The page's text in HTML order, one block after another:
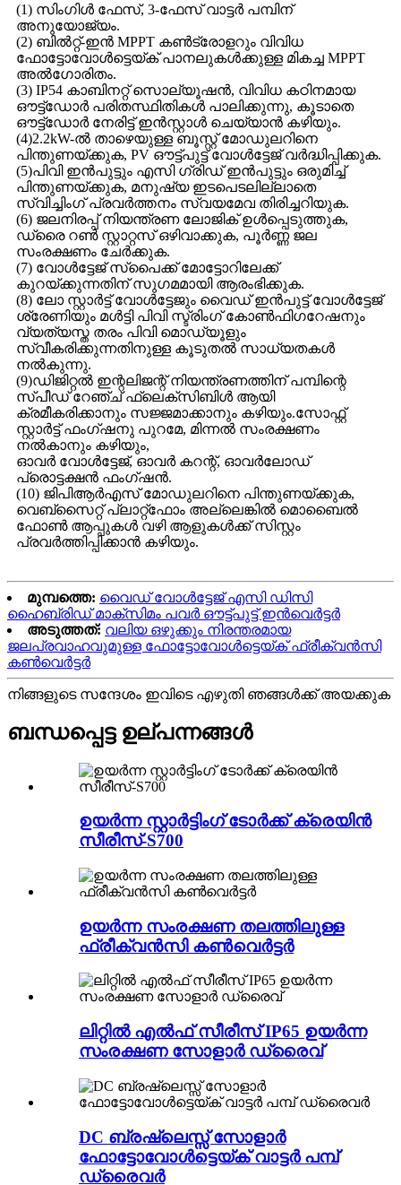
(1) സിംഗിൾ ഫേസ്, 3-ഫേസ് വാട്ടർ പമ്പിന്
അനുയോജ്യം.
(2) ബിൽറ്റ്-ഇൻ MPPT കൺട്രോളറും വിവിധ
ഫോട്ടോവോൾട്ടെയ്ക് പാനലുകൾക്കുള്ള മികച്ച MPPT
അൽഗോരിതം.
(3) IP54 കാബിനറ്റ് സൊല്യൂഷൻ, വിവിധ കഠിനമായ
ഔട്ട്ഡോർ പരിതസ്ഥിതികൾ പാലിക്കുന്നു, കൂടാതെ
ഔട്ട്ഡോർ നേരിട്ട് ഇൻസ്റ്റാൾ ചെയ്യാൻ കഴിയും.
(4)2.2kW-ൽ താഴെയുള്ള ബൂസ്റ്റ് മോഡുലറിനെ
പിന്തുണയ്ക്കുക, PV ഔട്ട്പുട്ട് വോൾട്ടേജ് വർദ്ധിപ്പിക്കുക.
(5)പിവി ഇൻപുട്ടും എസി ഗ്രിഡ് ഇൻപുട്ടും ഒരുമിച്ച്
പിന്തുണയ്ക്കുക, മനുഷ്യ ഇടപെടലില്ലാതെ
സ്വിച്ചിംഗ് പ്രവർത്തനം സ്വയമേവ തിരിച്ചറിയുക.
(6) ജലനിരപ്പ് നിയന്ത്രണ ലോജിക് ഉൾപ്പെടുത്തുക,
ഡ്രൈ റൺ സ്റ്റാറ്റസ് ഒഴിവാക്കുക, പൂർണ്ണ ജല
സംരക്ഷണം ചേർക്കുക.
(7) വോൾട്ടേജ് സ്പൈക്ക് മോട്ടോറിലേക്ക്
കുറയ്ക്കുന്നതിന് സുഗമമായി ആരംഭിക്കുക.
(8) ലോ സ്റ്റാർട്ട് വോൾട്ടേജും വൈഡ് ഇൻപുട്ട് വോൾട്ടേജ്
ശ്രേണിയും മൾട്ടി പിവി സ്ട്രിംഗ് കോൺഫിഗറേഷനും
വ്യത്യസ്ത തരം പിവി മൊഡ്യൂളും
സ്വീകരിക്കുന്നതിനുള്ള കൂടുതൽ സാധ്യതകൾ
നൽകുന്നു.
(9)ഡിജിറ്റൽ ഇന്റലിജന്റ് നിയന്ത്രണത്തിന് പമ്പിന്റെ
സ്പീഡ് റേഞ്ച് ഫ്ലെക്സിബിൾ ആയി
ക്രമീകരിക്കാനും സജ്ജമാക്കാനും കഴിയും.സോഫ്റ്റ്
സ്റ്റാർട്ട് ഫംഗ്ഷനു പുറമേ, മിന്നൽ സംരക്ഷണം
നൽകാനും കഴിയും,
ഓവർ വോൾട്ടേജ്, ഓവർ കറന്റ്, ഓവർലോഡ്
പ്രൊട്ടക്ഷൻ ഫംഗ്ഷൻ.
(10) ജിപിആർഎസ് മോഡുലറിനെ പിന്തുണയ്ക്കുക,
വെബ്‌സൈറ്റ് പ്ലാറ്റ്‌ഫോം അല്ലെങ്കിൽ മൊബൈൽ
ഫോൺ ആപ്പുകൾ വഴി ആളുകൾക്ക് സിസ്റ്റം
പ്രവർത്തിപ്പിക്കാൻ കഴിയും.
മുമ്പത്തെ: വൈഡ് വോൾട്ടേജ് എസി ഡിസി
ഹൈബ്രിഡ് മാക്സിമം പവർ ഔട്ട്പുട്ട് ഇൻവെർട്ടർ
അടുത്തത്: വലിയ ഒഴുക്കും നിരന്തരമായ
ജലപ്രവാഹവുമുള്ള ഫോട്ടോവോൾട്ടെയ്ക് ഫ്രീക്വൻസി
കൺവെർട്ടർ
നിങ്ങളുടെ സന്ദേശം ഇവിടെ എഴുതി ഞങ്ങൾക്ക് അയക്കുക
ബന്ധപ്പെട്ട ഉല്പന്നങ്ങൾ
ഉയർന്ന സ്റ്റാർട്ടിംഗ് ടോർക്ക് ക്രെയിൻ
സീരീസ്-S700
ഉയർന്ന സംരക്ഷണ തലത്തിലുള്ള
ഫ്രീക്വൻസി കൺവെർട്ടർ
ലിറ്റിൽ എൽഫ് സീരീസ് IP65 ഉയർന്ന
സംരക്ഷണ സോളാർ ഡ്രൈവ്
DC ബ്രഷ്ലെസ്സ് സോളാർ
ഫോട്ടോവോൾട്ടെയ്ക് വാട്ടർ പമ്പ്
ഡ്രൈവർ